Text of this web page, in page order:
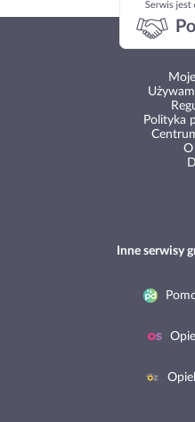
Polityka
O
Inne serwisy